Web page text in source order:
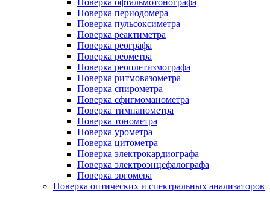
Поверка офтальмотонографа
Поверка периодомера
Поверка пульсоксиметра
Поверка реактиметра
Поверка реографа
Поверка реометра
Поверка реоплетизмографа
Поверка ритмовазометра
Поверка спирометра
Поверка сфигмоманометра
Поверка тимпанометра
Поверка тонометра
Поверка урометра
Поверка цитометра
Поверка электрокардиографа
Поверка электроэнцефалографа
Поверка эргомера
Поверка оптических и спектральных анализаторов